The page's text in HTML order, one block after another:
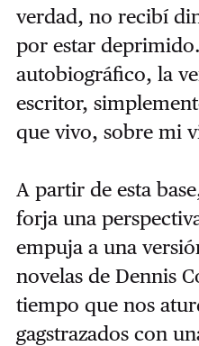
verdad, no recibí
por estar
autobiográfico, la
escritor,
que vivo, sobre mi
A partir de esta
forja una
empuja a una
novelas de Dennis
tiempo que nos
gagstrazados con